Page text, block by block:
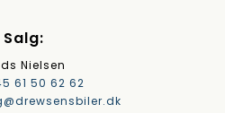
Salg:
Nielsen
61 50 62 62